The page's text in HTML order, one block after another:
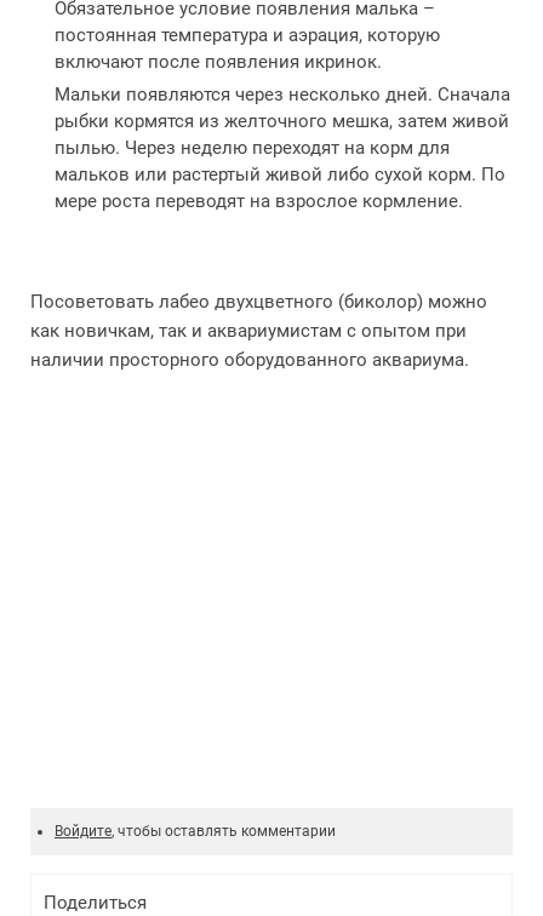
Обязательное условие появления малька –
постоянная температура и аэрация, которую
включают после появления икринок.
Мальки появляются через несколько дней. Сначала
рыбки кормятся из желточного мешка, затем живой
пылью. Через неделю переходят на корм для
мальков или растертый живой либо сухой корм. По
мере роста переводят на взрослое кормление.
Посоветовать лабео двухцветного (биколор) можно
как новичкам, так и аквариумистам с опытом при
наличии просторного оборудованного аквариума.
Войдите, чтобы оставлять комментарии
Поделиться